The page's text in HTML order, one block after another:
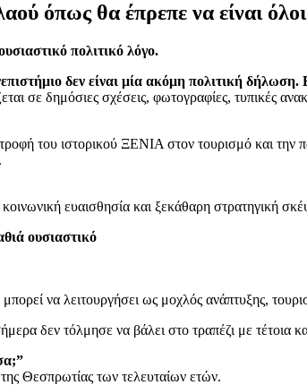
όπως θα έπρεπε να είναι όλοι
πολιτικό λόγο.
δεν είναι μία ακόμη πολιτική δήλωση.
σε δημόσιες σχέσεις, φωτογραφίες, τυπικές
του ιστορικού ΞΕΝΙΑ στον τουρισμό και την
ευαισθησία και ξεκάθαρη στρατηγική
ουσιαστικό
να λειτουργήσει ως μοχλός ανάπτυξης,
δεν τόλμησε να βάλει στο τραπέζι με τέτοια
Θεσπρωτίας των τελευταίων ετών.